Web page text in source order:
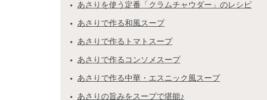
あさりを使う定番「クラムチャウダー」のレシピ
あさりで作る和風スープ
あさりで作るトマトスープ
あさりで作るコンソメスープ
あさりで作る中華・エスニック風スープ
あさりの旨みをスープで堪能♪